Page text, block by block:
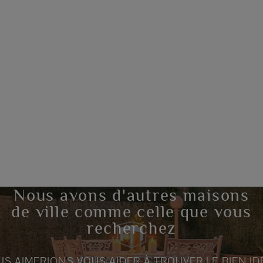
Nous avons d'autres maisons
de ville comme celle que vous
recherchez